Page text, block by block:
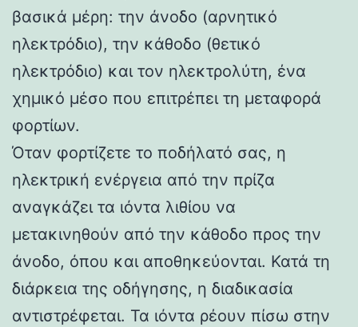
βασικά μέρη: την άνοδο (αρνητικό
ηλεκτρόδιο), την κάθοδο (θετικό
ηλεκτρόδιο) και τον ηλεκτρολύτη, ένα
χημικό μέσο που επιτρέπει τη μεταφορά
φορτίων.
Όταν φορτίζετε το ποδήλατό σας, η
ηλεκτρική ενέργεια από την πρίζα
αναγκάζει τα ιόντα λιθίου να
μετακινηθούν από την κάθοδο προς την
άνοδο, όπου και αποθηκεύονται. Κατά τη
διάρκεια της οδήγησης, η διαδικασία
αντιστρέφεται. Τα ιόντα ρέουν πίσω στην